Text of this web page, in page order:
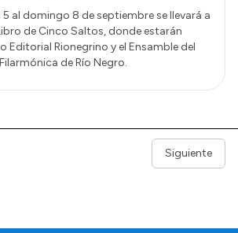
5 al domingo 8 de septiembre se llevará a
de Cinco Saltos, donde estarán
Editorial Rionegrino y el Ensamble del
de Río Negro.
Siguiente